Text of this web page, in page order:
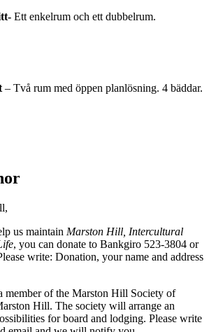
Ett enkelrum och ett dubbelrum.
– Två rum med öppen planlösning. 4 bäddar.
us maintain Marston Hill, Intercultural
, you can donate to Bankgiro 523-3804 or
write: Donation, your name and address
member of the Marston Hill Society of
Hill. The society will arrange an
for board and lodging. Please write